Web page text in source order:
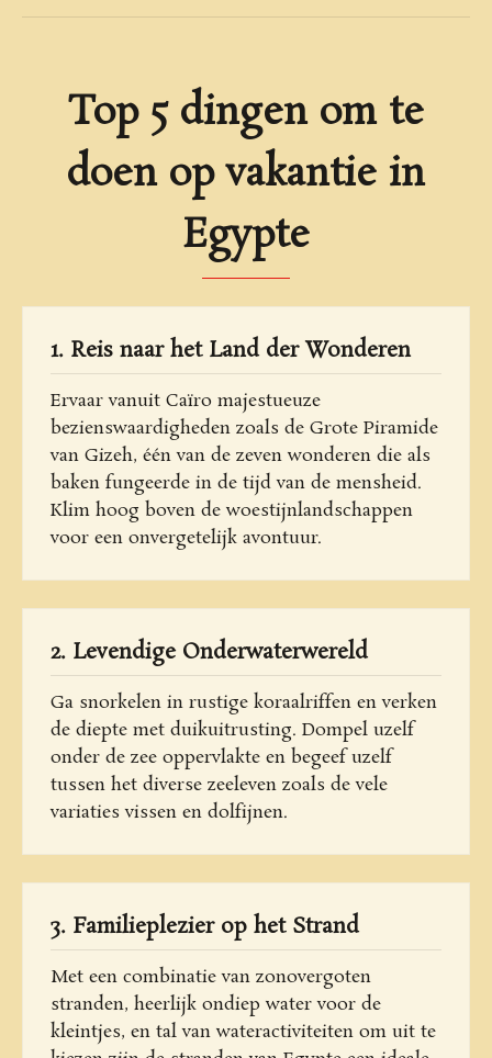
Top 5 dingen om te
doen op vakantie in
Egypte
1. Reis naar het Land der Wonderen
Ervaar vanuit Caïro majestueuze
bezienswaardigheden zoals de Grote Piramide
van Gizeh, één van de zeven wonderen die als
baken fungeerde in de tijd van de mensheid.
Klim hoog boven de woestijnlandschappen
voor een onvergetelijk avontuur.
2. Levendige Onderwaterwereld
Ga snorkelen in rustige koraalriffen en verken
de diepte met duikuitrusting. Dompel uzelf
onder de zee oppervlakte en begeef uzelf
tussen het diverse zeeleven zoals de vele
variaties vissen en dolfijnen.
3. Familieplezier op het Strand
Met een combinatie van zonovergoten
stranden, heerlijk ondiep water voor de
kleintjes, en tal van wateractiviteiten om uit te